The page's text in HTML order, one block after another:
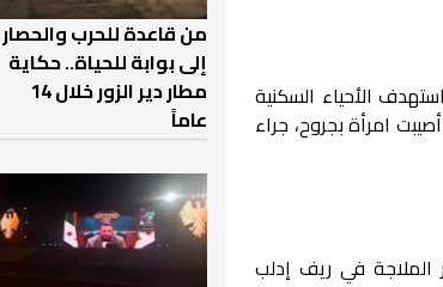
الأحياء السكنية
امرأة بجروح، جراء
الملاجة في ريف إدلب
من قاعدة للحرب والحصار
إلى بوابة للحياة.. حكاية
مطار دير الزور خلال 14
عاماً